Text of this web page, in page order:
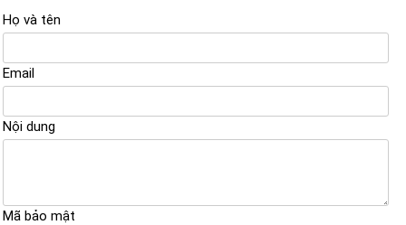
Họ và tên
Email
Nội dung
Mã bảo mật